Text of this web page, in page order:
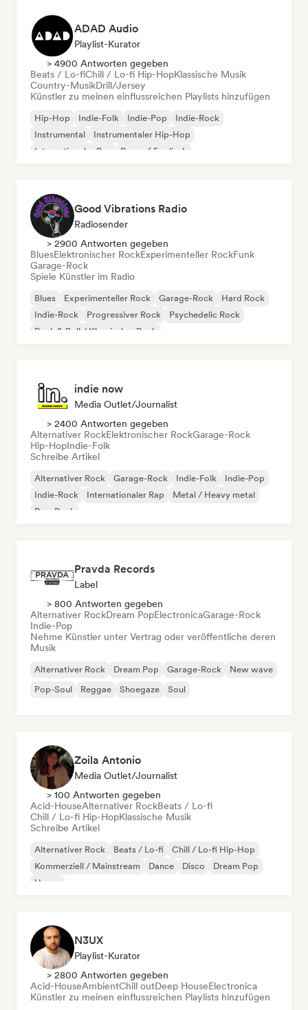
ADAD Audio
Playlist-Kurator
> 4900 Antworten gegeben
Beats / Lo-fiChill / Lo-fi Hip-HopKlassische Musik
Country-MusikDrill/Jersey
Künstler zu meinen einflussreichen Playlists hinzufügen
Hip-Hop Indie-Folk Indie-Pop
Indie-Rock
Instrumental
Instrumentaler Hip-Hop
Internationaler Rap
Rap auf Englisch
Good Vibrations Radio
Radiosender
> 2900 Antworten gegeben
BluesElektronischer RockExperimenteller RockFunk
Garage-Rock
Spiele Künstler im Radio
Blues Experimenteller Rock Garage-Rock
Hard Rock
Indie-Rock
Progressiver Rock
Psychedelic Rock
Rock & Roll / Klassischer Rock
indie now
Media Outlet/Journalist
> 2400 Antworten gegeben
Alternativer RockElektronischer RockGarage-Rock
Hip-HopIndie-Folk
Schreibe Artikel
Alternativer Rock Garage-Rock Indie-Folk
Indie-Pop
Indie-Rock
Internationaler Rap
Metal / Heavy metal
Pop-Rock
Pravda Records
Label
> 800 Antworten gegeben
Alternativer RockDream PopElectronicaGarage-Rock
Indie-Pop
Nehme Künstler unter Vertrag oder veröffentliche deren
Musik
Alternativer Rock Dream Pop Garage-Rock
New wave
Pop-Soul
Reggae Shoegaze Soul
Zoila Antonio
Media Outlet/Journalist
> 100 Antworten gegeben
Acid-HouseAlternativer RockBeats / Lo-fi
Chill / Lo-fi Hip-HopKlassische Musik
Schreibe Artikel
Alternativer Rock Beats / Lo-fi
Chill / Lo-fi Hip-Hop
Kommerziell / Mainstream
Dance Disco
Dream Pop
House
N3UX
Playlist-Kurator
> 2800 Antworten gegeben
Acid-HouseAmbientChill outDeep HouseElectronica
Künstler zu meinen einflussreichen Playlists hinzufügen